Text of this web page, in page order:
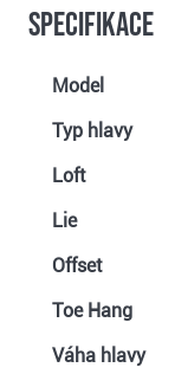
Specifikace
Model
Typ hlavy
Loft
Lie
Offset
Toe Hang
Váha hlavy